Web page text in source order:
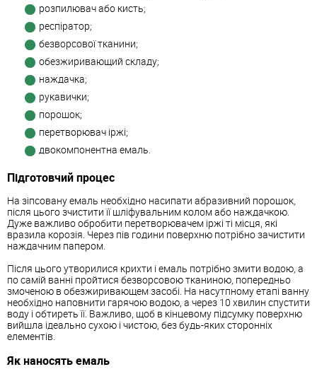
розпилювач або кисть;
респіратор;
безворсової тканини;
обезжиривающий складу;
наждачка;
рукавички;
порошок;
перетворювач іржі;
двокомпонентна емаль.
Підготовчий процес
На зіпсовану емаль необхідно насипати абразивний порошок,
після цього зчистити її шліфувальним колом або наждачкою.
Дуже важливо обробити перетворювачем іржі ті місця, які
вразила корозія. Через пів години поверхню потрібно зачистити
наждачним папером.
Після цього утворилися крихти і емаль потрібно змити водою, а
по самій ванні пройтися безворсовою тканиною, попередньо
змоченою в обезжиривающем засобі. На насутпному етапі ванну
необхідно наповнити гарячою водою, а через 10 хвилин спустити
воду і обтиреть її. Важливо, щоб в кінцевому підсумку поверхню
вийшла ідеально сухою і чистою, без будь-яких сторонніх
елементів.
Як наносять емаль